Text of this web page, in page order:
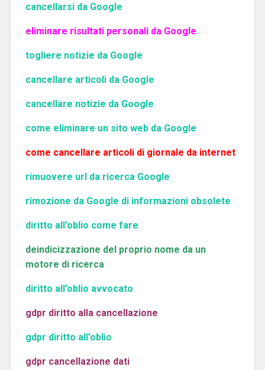
cancellarsi da Google
eliminare risultati personali da Google
togliere notizie da Google
cancellare articoli da Google
cancellare notizie da Google
come eliminare un sito web da Google
come cancellare articoli di giornale da internet
rimuovere url da ricerca Google
rimozione da Google di informazioni obsolete
diritto all’oblio come fare
deindicizzazione del proprio nome da un
motore di ricerca
diritto all’oblio avvocato
gdpr diritto alla cancellazione
gdpr diritto all’oblio
gdpr cancellazione dati